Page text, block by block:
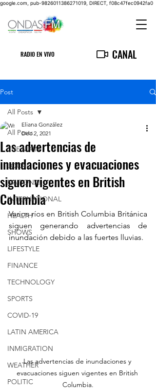
google.com, pub-9826011386271019, DIRECT, f08c47fec0942fa0
RADIO EN VIVO CANAL
Post
All Posts
THE MAIN
LOCAL
NATIONAL
INTERNATIONAL
HEALTH
SHOWS
LIFESTYLE
FINANCE
TECHNOLOGY
SPORTS
COVID-19
LATIN AMERICA
INMIGRATION
WEATHER
POLITIC
All Posts
Las advertencias de
inundaciones y evacuaciones
siguen vigentes en British
Columbia
Eliana González
Dec 2, 2021
Varios ríos en British Columbia Británica
siguen generando advertencias de
inundación debido a las fuertes lluvias.
Las advertencias de inundaciones y
evacuaciones siguen vigentes en British
Columbia.